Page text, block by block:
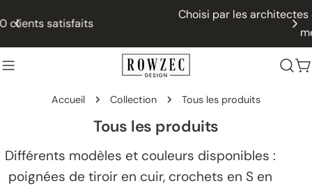
au
contenu
Choisi par les architectes d'intérieur et les fabricants de
Accueil Collection Tous les produits
C
o
l
Tous les produits
Différents modèles et couleurs disponibles :
poignées de tiroir en cuir, crochets en S en